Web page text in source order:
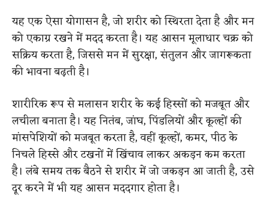
यह एक ऐसा योगासन है, जो शरीर को स्थिरता देता है और मन
को एकाग्र रखने में मदद करता है। यह आसन मूलाधार चक्र को
सक्रिय करता है, जिससे मन में सुरक्षा, संतुलन और जागरूकता
की भावना बढ़ती है।
शारीरिक रूप से मलासन शरीर के कई हिस्सों को मजबूत और
लचीला बनाता है। यह नितंब, जांघ, पिंडलियों और कूल्हों की
मांसपेशियों को मजबूत करता है, वहीं कूल्हों, कमर, पीठ के
निचले हिस्से और टखनों में खिंचाव लाकर अकड़न कम करता
है। लंबे समय तक बैठने से शरीर में जो जकड़न आ जाती है, उसे
दूर करने में भी यह आसन मददगार होता है।